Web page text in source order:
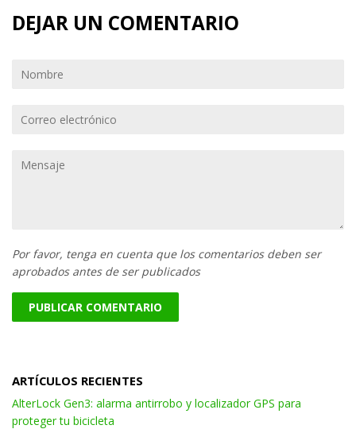
DEJAR UN COMENTARIO
Nombre
Correo
Mensaje
Por favor, tenga en cuenta que los comentarios deben ser
aprobados antes de ser publicados
ARTÍCULOS RECIENTES
AlterLock Gen3: alarma antirrobo y localizador GPS para
proteger tu bicicleta